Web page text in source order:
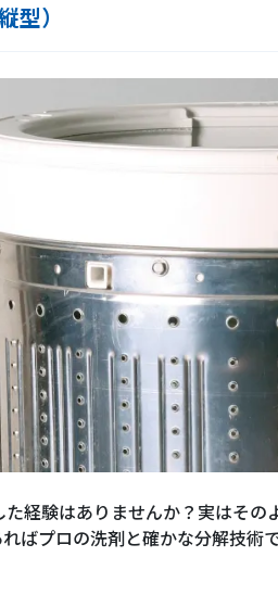
型）
経験はありませんか？実はそ
ばプロの洗剤と確かな分解技術